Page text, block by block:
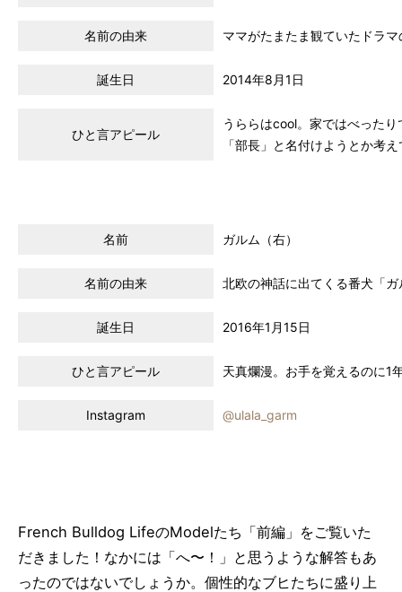
名前の由来 ママがたまたま観ていたドラ
誕生日 2014年8月1日
ひと言アピール
うららはcool。家ではべった
「部長」と名付けようとか考
名前 ガルム（右）
名前の由来 北欧の神話に出てくる番犬「
誕生日 2016年1月15日
ひと言アピール 天真爛漫。お手を覚えるのに1
Instagram @ulala_garm
French Bulldog LifeのModelたち「前編」をご覧いた
だきました！なかには「へ〜！」と思うような解答もあ
ったのではないでしょうか。個性的なブヒたちに盛り上